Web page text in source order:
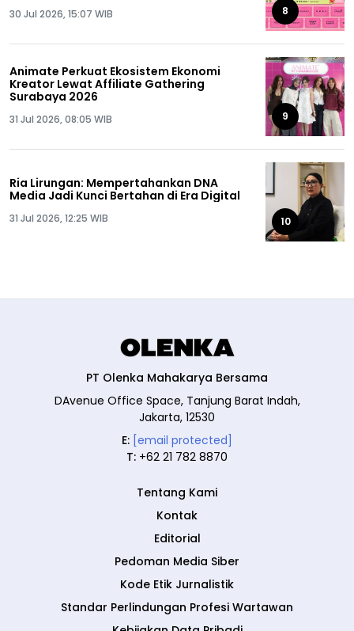
30 Jul 2026, 15:07 WIB 8
Animate Perkuat Ekosistem Ekonomi
Kreator Lewat Affiliate Gathering
Surabaya 2026
31 Jul 2026, 08:05 WIB 9
Ria Lirungan: Mempertahankan DNA
Media Jadi Kunci Bertahan di Era Digital
31 Jul 2026, 12:25 WIB 10
PT Olenka Mahakarya Bersama
DAvenue Office Space, Tanjung Barat Indah,
Jakarta, 12530
E: [email protected]
T: +62 21 782 8870
Tentang Kami
Kontak
Editorial
Pedoman Media Siber
Kode Etik Jurnalistik
Standar Perlindungan Profesi Wartawan